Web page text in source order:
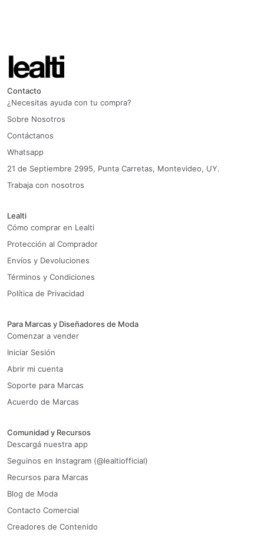
Contacto
¿Necesitas ayuda con tu compra?
Sobre Nosotros
Contáctanos
Whatsapp
21 de Septiembre 2995, Punta Carretas, Montevideo, UY.
Trabaja con nosotros
Lealti
Cómo comprar en Lealti
Protección al Comprador
Envíos y Devoluciones
Términos y Condiciones
Política de Privacidad
Para Marcas y Diseñadores de Moda
Comenzar a vender
Iniciar Sesión
Abrir mi cuenta
Soporte para Marcas
Acuerdo de Marcas
Comunidad y Recursos
Descargá nuestra app
Seguinos en Instagram (@lealtiofficial)
Recursos para Marcas
Blog de Moda
Contacto Comercial
Creadores de Contenido